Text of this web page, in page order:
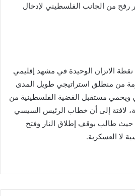
رفح من الجانب الفلسطيني لإدخال
الاتزان الوحيدة في مشهد إقليمي
من منطلق استراتيجي طويل المدى
ويحمي مستقبل القضية الفلسطينية من
لافتة إلى أن خطاب الرئيس السيسي
حيث طالب بوقف إطلاق النار وفتح
لا العسكرية.